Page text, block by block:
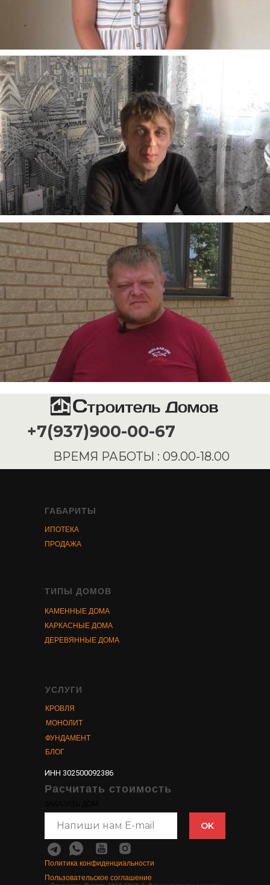
ГАБАРИТЫ
ИПОТЕКА
ТИПЫ ДОМОВ
КАМЕННЫЕ ДОМА
УСЛУГИ
OK
Расчитать стоимость
КАРКАСНЫЕ ДОМА
ПРОДАЖА
ДЕРЕВЯННЫЕ ДОМА
КРОВЛЯ
МОНОЛИТ
ФУНДАМЕНТ
БЛОГ
Политика конфиденциальности
Пользовательское соглашение
ИНН 302500092386